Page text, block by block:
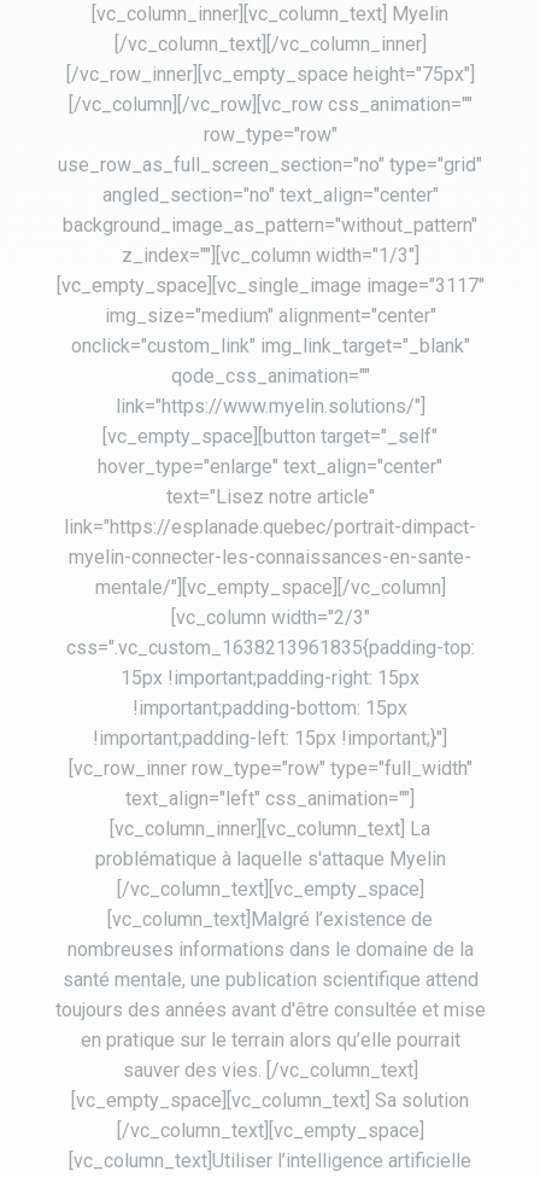
[vc_column_inner][vc_column_text] Myelin
[/vc_column_text][/vc_column_inner]
[/vc_row_inner][vc_empty_space height="75px"]
[/vc_column][/vc_row][vc_row css_animation=""
row_type="row"
use_row_as_full_screen_section="no" type="grid"
angled_section="no" text_align="center"
background_image_as_pattern="without_pattern"
z_index=""][vc_column width="1/3"]
[vc_empty_space][vc_single_image image="3117"
img_size="medium" alignment="center"
onclick="custom_link" img_link_target="_blank"
qode_css_animation=""
link="https://www.myelin.solutions/"]
[vc_empty_space][button target="_self"
hover_type="enlarge" text_align="center"
text="Lisez notre article"
link="https://esplanade.quebec/portrait-dimpact-
myelin-connecter-les-connaissances-en-sante-
mentale/"][vc_empty_space][/vc_column]
[vc_column width="2/3"
css=".vc_custom_1638213961835{padding-top:
15px !important;padding-right: 15px
!important;padding-bottom: 15px
!important;padding-left: 15px !important;}"]
[vc_row_inner row_type="row" type="full_width"
text_align="left" css_animation=""]
[vc_column_inner][vc_column_text] La
problématique à laquelle s'attaque Myelin
[/vc_column_text][vc_empty_space]
[vc_column_text]Malgré l’existence de
nombreuses informations dans le domaine de la
santé mentale, une publication scientifique attend
toujours des années avant d'être consultée et mise
en pratique sur le terrain alors qu’elle pourrait
sauver des vies. [/vc_column_text]
[vc_empty_space][vc_column_text] Sa solution
[/vc_column_text][vc_empty_space]
[vc_column_text]Utiliser l’intelligence artificielle